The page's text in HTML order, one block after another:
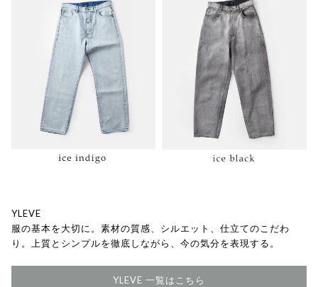
YLEVE
服の基本を大切に。素材の質感、シルエット、仕立てのこだわ
り。上質とシンプルを徹底しながら、今の気分を表現する。
YLEVE 一覧はこちら